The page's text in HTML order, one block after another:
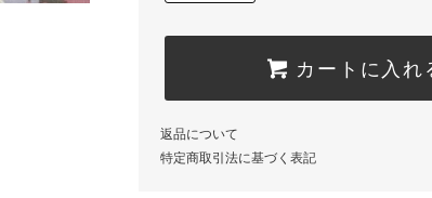
カートに入れ
返品について
特定商取引法に基づく表記